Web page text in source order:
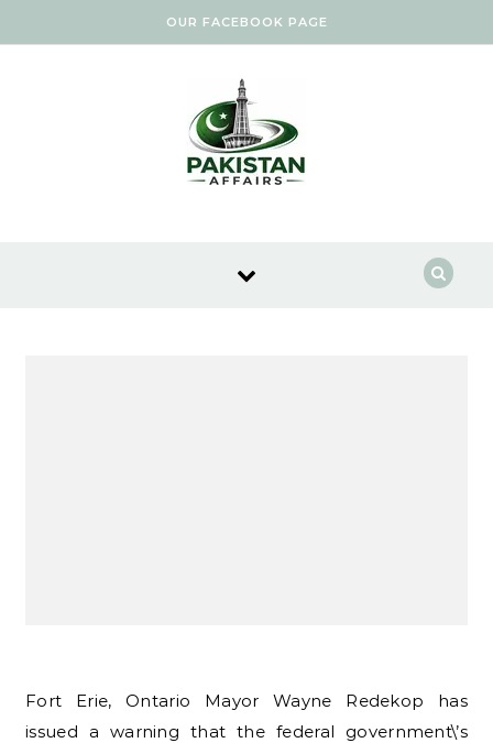
OUR FACEBOOK PAGE
Fort Erie, Ontario Mayor Wayne Redekop has
issued a warning that the federal government\’s